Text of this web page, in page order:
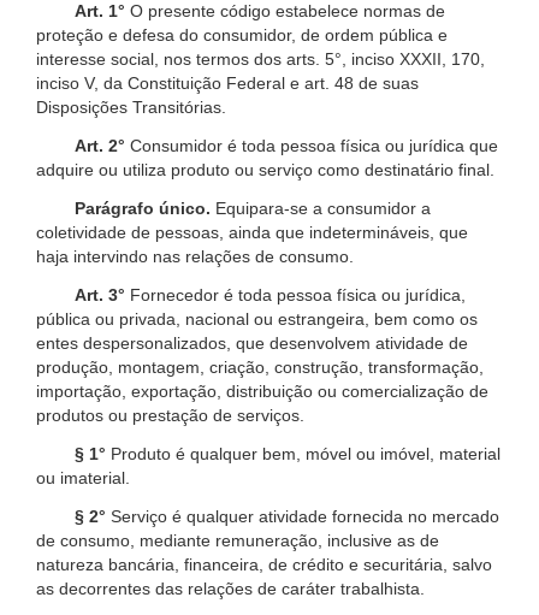
Art. 1° O presente código estabelece normas de
proteção e defesa do consumidor, de ordem pública e
interesse social, nos termos dos arts. 5°, inciso XXXII, 170,
inciso V, da Constituição Federal e art. 48 de suas
Disposições Transitórias.
Art. 2° Consumidor é toda pessoa física ou jurídica que
adquire ou utiliza produto ou serviço como destinatário final.
Parágrafo único. Equipara-se a consumidor a
coletividade de pessoas, ainda que indetermináveis, que
haja intervindo nas relações de consumo.
Art. 3° Fornecedor é toda pessoa física ou jurídica,
pública ou privada, nacional ou estrangeira, bem como os
entes despersonalizados, que desenvolvem atividade de
produção, montagem, criação, construção, transformação,
importação, exportação, distribuição ou comercialização de
produtos ou prestação de serviços.
§ 1° Produto é qualquer bem, móvel ou imóvel, material
ou imaterial.
§ 2° Serviço é qualquer atividade fornecida no mercado
de consumo, mediante remuneração, inclusive as de
natureza bancária, financeira, de crédito e securitária, salvo
as decorrentes das relações de caráter trabalhista.